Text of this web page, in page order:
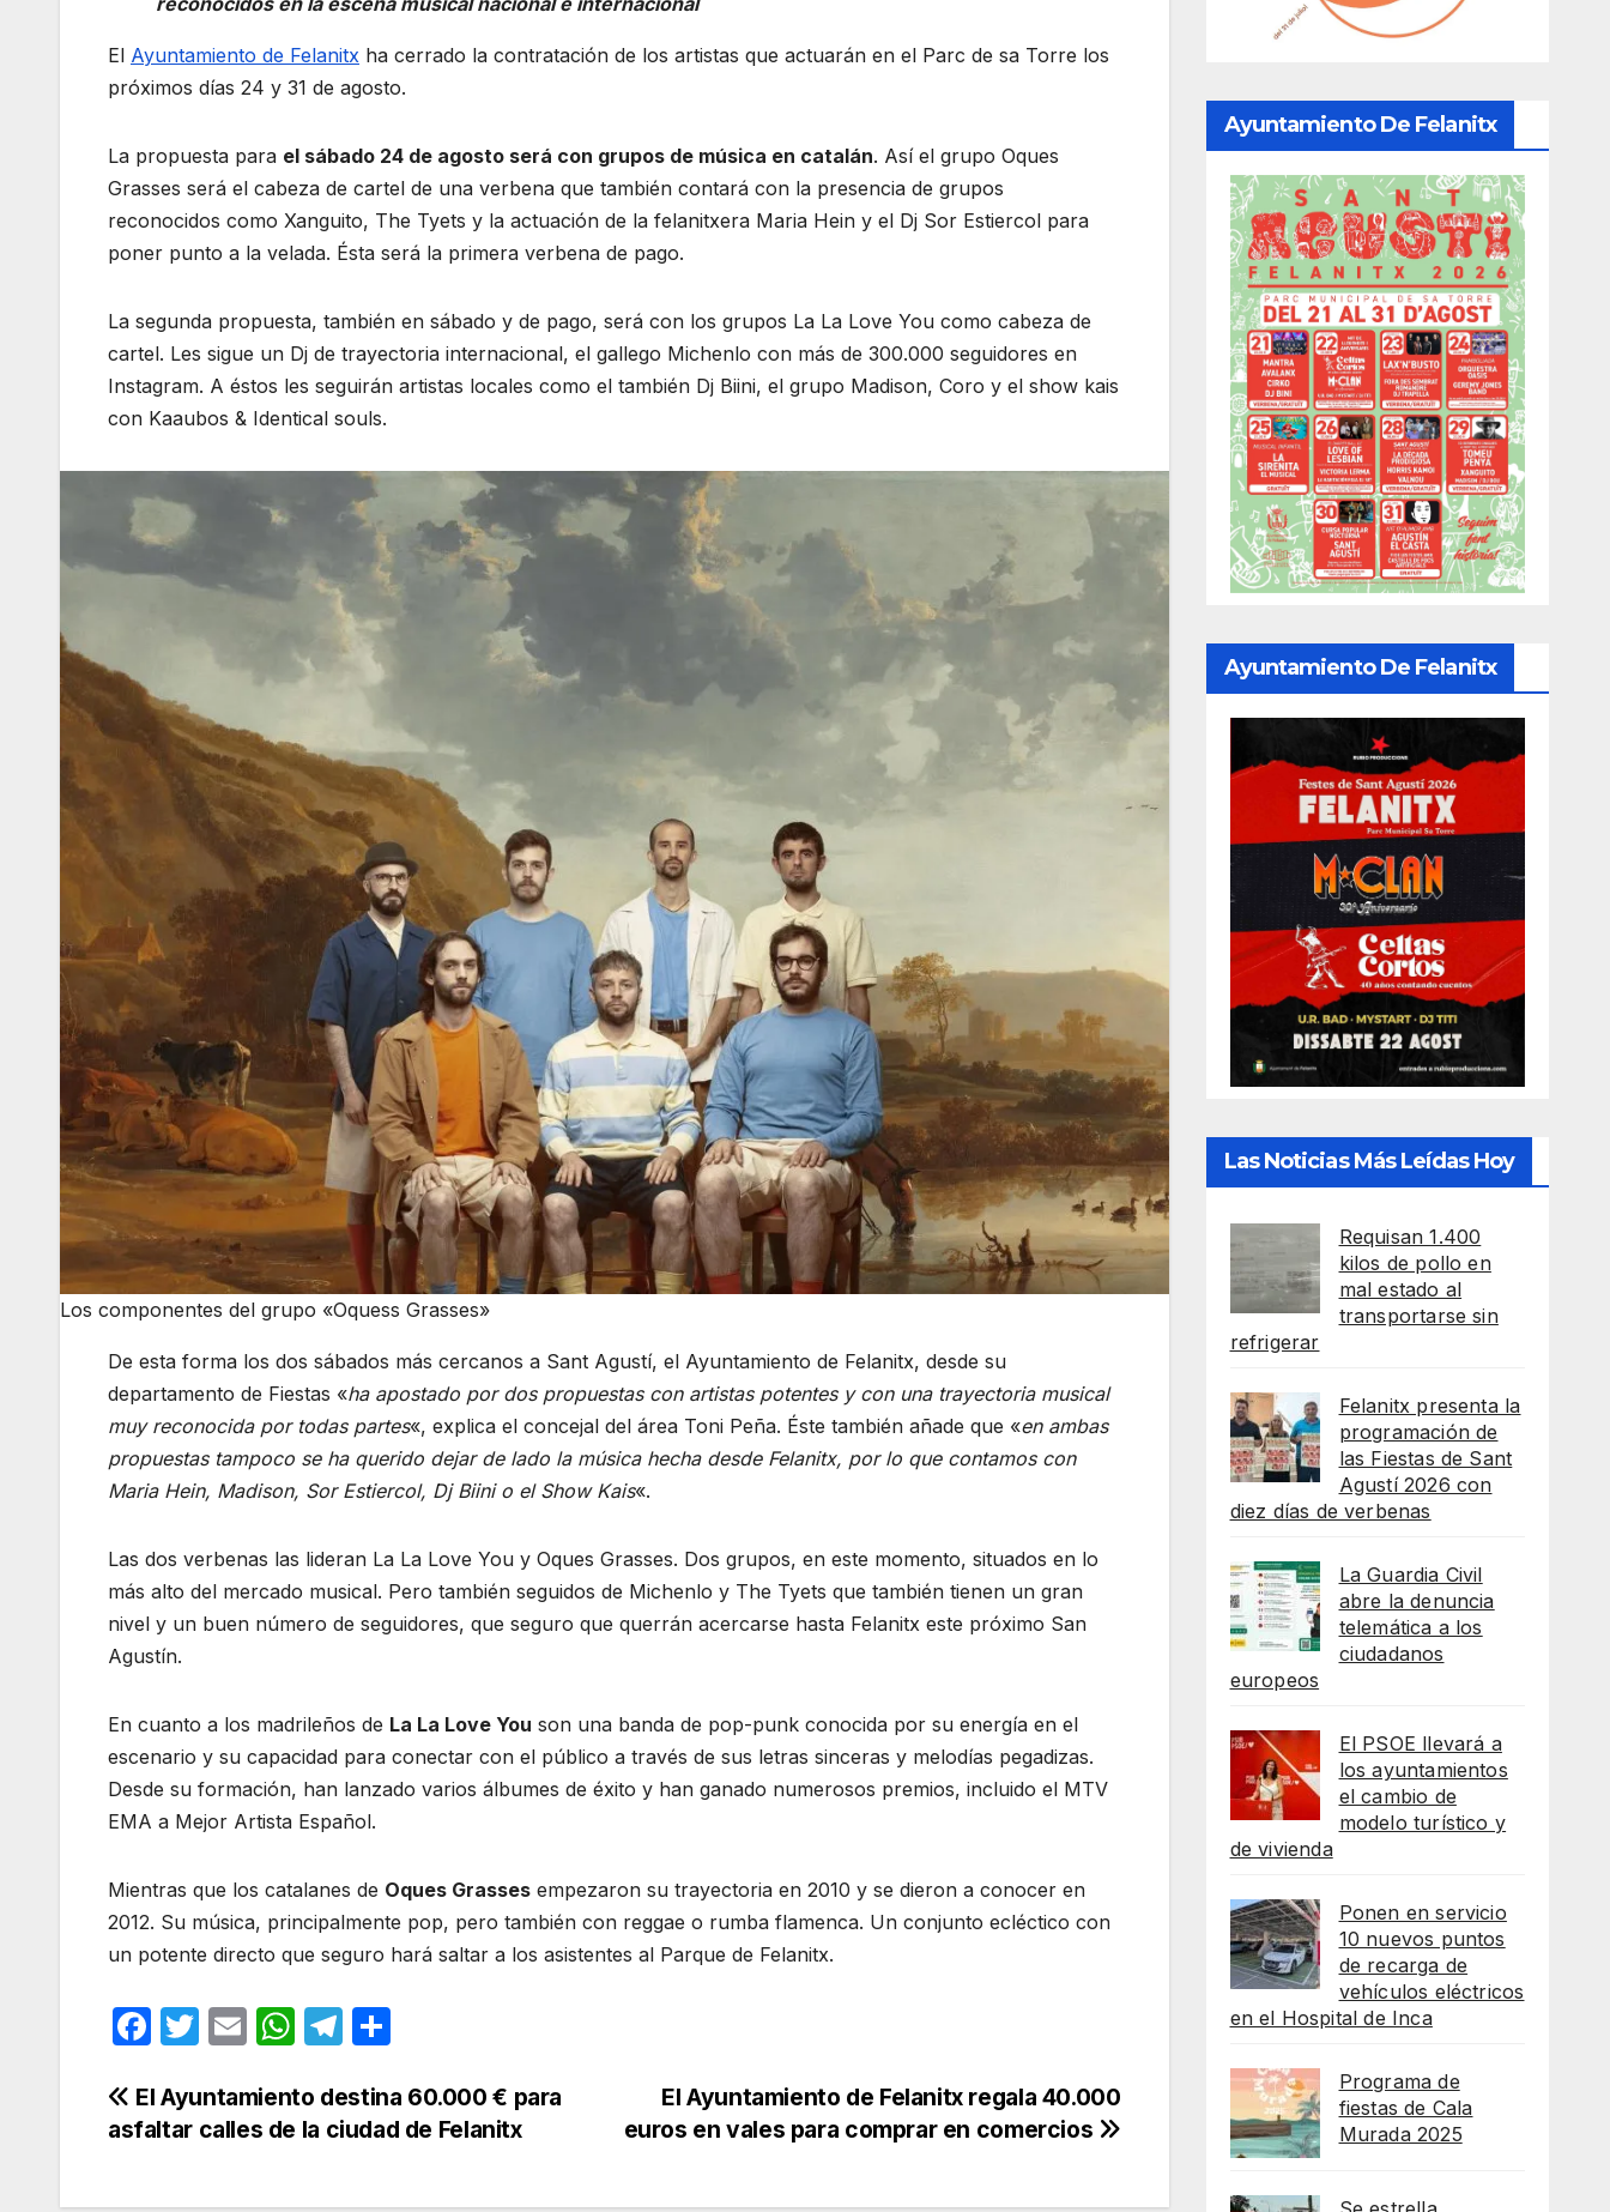
El Ayuntamiento de Felanitx ha cerrado la contratación de los artistas que actuarán en el Parc de sa Torre los
próximos días 24 y 31 de agosto.
La propuesta para el sábado 24 de agosto será con grupos de música en catalán. Así el grupo Oques
Grasses será el cabeza de cartel de una verbena que también contará con la presencia de grupos
reconocidos como Xanguito, The Tyets y la actuación de la felanitxera Maria Hein y el Dj Sor Estiercol para
poner punto a la velada. Ésta será la primera verbena de pago.
La segunda propuesta, también en sábado y de pago, será con los grupos La La Love You como cabeza de
cartel. Les sigue un Dj de trayectoria internacional, el gallego Michenlo con más de 300.000 seguidores en
Instagram. A éstos les seguirán artistas locales como el también Dj Biini, el grupo Madison, Coro y el show kais
con Kaaubos & Identical souls.
Los componentes del grupo «Oquess Grasses»
De esta forma los dos sábados más cercanos a Sant Agustí, el Ayuntamiento de Felanitx, desde su
departamento de Fiestas «ha apostado por dos propuestas con artistas potentes y con una trayectoria musical
muy reconocida por todas partes«, explica el concejal del área Toni Peña. Éste también añade que «en ambas
propuestas tampoco se ha querido dejar de lado la música hecha desde Felanitx, por lo que contamos con
Maria Hein, Madison, Sor Estiercol, Dj Biini o el Show Kais«.
Las dos verbenas las lideran La La Love You y Oques Grasses. Dos grupos, en este momento, situados en lo
más alto del mercado musical. Pero también seguidos de Michenlo y The Tyets que también tienen un gran
nivel y un buen número de seguidores, que seguro que querrán acercarse hasta Felanitx este próximo San
Agustín.
En cuanto a los madrileños de La La Love You son una banda de pop-punk conocida por su energía en el
escenario y su capacidad para conectar con el público a través de sus letras sinceras y melodías pegadizas.
Desde su formación, han lanzado varios álbumes de éxito y han ganado numerosos premios, incluido el MTV
EMA a Mejor Artista Español.
Mientras que los catalanes de Oques Grasses empezaron su trayectoria en 2010 y se dieron a conocer en
2012. Su música, principalmente pop, pero también con reggae o rumba flamenca. Un conjunto ecléctico con
un potente directo que seguro hará saltar a los asistentes al Parque de Felanitx.
F
c
e
T
itt
er
E
ail
W
at
s
T
e
gr
m
p
Navegación
El Ayuntamiento de Felanitx regala 40.000
euros en vales para comprar en comercios
El Ayuntamiento destina 60.000 € para
asfaltar calles de la ciudad de Felanitx
Ayuntamiento De Felanitx
Ayuntamiento De Felanitx
Las Noticias Más Leídas Hoy
Requisan 1.400
kilos de pollo en
mal estado al
transportarse sin
refrigerar
Felanitx presenta la
programación de
las Fiestas de Sant
Agustí 2026 con
diez días de verbenas
La Guardia Civil
abre la denuncia
telemática a los
ciudadanos
europeos
El PSOE llevará a
los ayuntamientos
el cambio de
modelo turístico y
de vivienda
Ponen en servicio
10 nuevos puntos
de recarga de
vehículos eléctricos
en el Hospital de Inca
Programa de
fiestas de Cala
Murada 2025